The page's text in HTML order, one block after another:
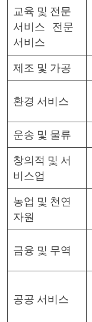
교육 및 전문
서비스 전문
서비스
제조 및 가공
환경 서비스
운송 및 물류
창의적 및 서
비스업
농업 및 천연
자원
금융 및 무역
공공 서비스